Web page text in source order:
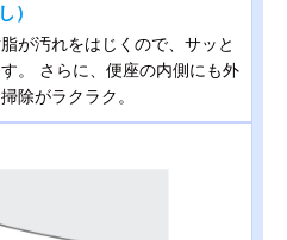
）
が汚れをはじくので、サッと
。 さらに、便座の内側にも外
除がラクラク。